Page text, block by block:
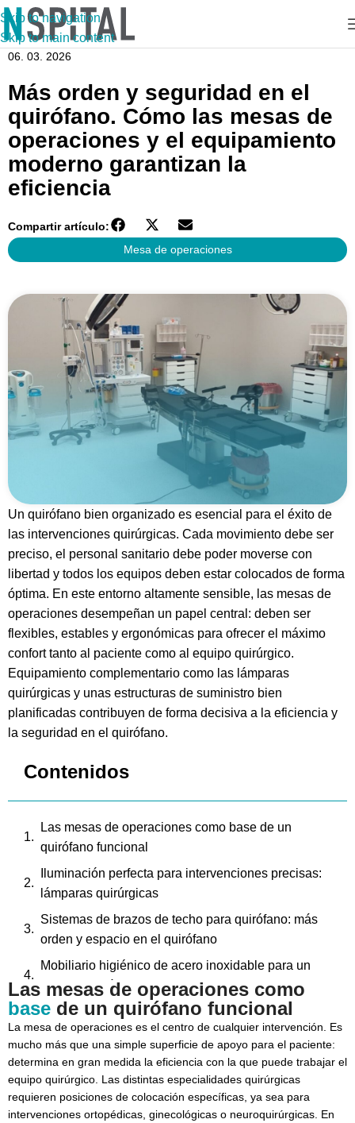
Skip to navigation
Skip to main content
06. 03. 2026
Más orden y seguridad en el
quirófano. Cómo las mesas de
operaciones y el equipamiento
moderno garantizan la
eficiencia
Compartir artículo:
Mesa de operaciones
Un quirófano bien organizado es esencial para el éxito de
las intervenciones quirúrgicas. Cada movimiento debe ser
preciso, el personal sanitario debe poder moverse con
libertad y todos los equipos deben estar colocados de forma
óptima. En este entorno altamente sensible, las mesas de
operaciones desempeñan un papel central: deben ser
flexibles, estables y ergonómicas para ofrecer el máximo
confort tanto al paciente como al equipo quirúrgico.
Equipamiento complementario como las lámparas
quirúrgicas y unas estructuras de suministro bien
planificadas contribuyen de forma decisiva a la eficiencia y
la seguridad en el quirófano.
Contenidos
Las mesas de operaciones como base de un
quirófano funcional
Iluminación perfecta para intervenciones precisas:
lámparas quirúrgicas
Sistemas de brazos de techo para quirófano: más
orden y espacio en el quirófano
Mobiliario higiénico de acero inoxidable para un
entorno quirúrgico organizado
Conclusión: un equipamiento quirúrgico bien
planificado mejora la seguridad y la eficiencia
Las mesas de operaciones como
base de un quirófano funcional
La mesa de operaciones es el centro de cualquier intervención. Es
mucho más que una simple superficie de apoyo para el paciente:
determina en gran medida la eficiencia con la que puede trabajar el
equipo quirúrgico. Las distintas especialidades quirúrgicas
requieren posiciones de colocación específicas, ya sea para
intervenciones ortopédicas, ginecológicas o neuroquirúrgicas. En